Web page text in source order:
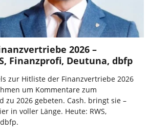
2026 –
Finanzprofi, Deutuna, dbfp
zur Hitliste der Finanzvertriebe 2026
um Kommentare zum
zu 2026 gebeten. Cash. bringt sie –
in voller Länge. Heute: RWS,